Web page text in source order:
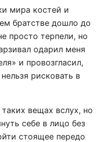
мира костей и
братстве дошло до
просто терпели, но
одарил меня
и провозгласил,
рисковать в
вещах вслух, но
себе в лицо без
стоящее передо